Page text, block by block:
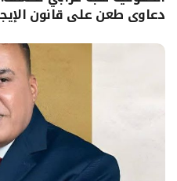
دعاوى طعن على قانون